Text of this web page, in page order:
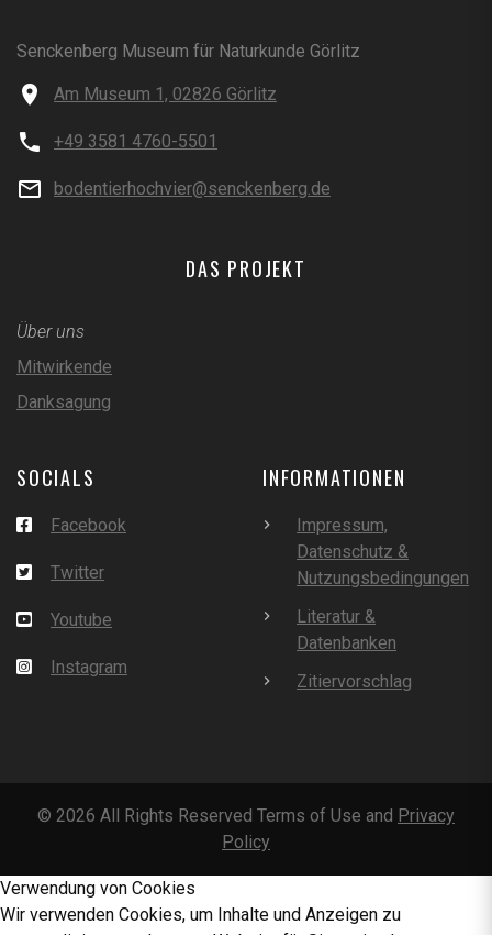
Senckenberg Museum für Naturkunde Görlitz
Am Museum 1, 02826 Görlitz
+49 3581 4760-5501
bodentierhochvier@senckenberg.de
DAS PROJEKT
Über uns
Mitwirkende
Danksagung
SOCIALS
Facebook
Twitter
Youtube
Instagram
INFORMATIONEN
Impressum,
Datenschutz &
Nutzungsbedingungen
Literatur &
Datenbanken
Zitiervorschlag
© 2026 All Rights Reserved Terms of Use and Privacy
Policy
Verwendung von Cookies
Wir verwenden Cookies, um Inhalte und Anzeigen zu